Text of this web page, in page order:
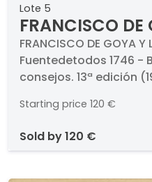
Lote 5
FRANCISCO DE
LUCIENTES -
edición (1970)
FRANCISCO DE GOYA Y
Fuentedetodos 1746 -
consejos. 13ª edición
Numerado (15).
1970.. Pertenece a la
Starting price 120 €
sold by120 €